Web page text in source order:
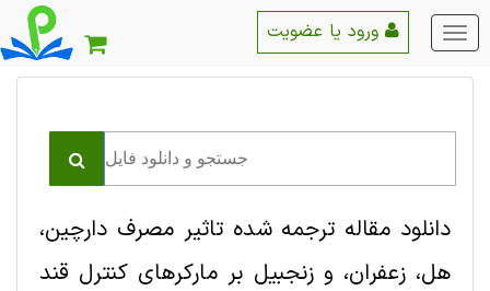
منو
اصلی
دانلود مقاله ترجمه شده تاثیر مصرف دارچین،
هل، زعفران، و زنجبیل بر مارکرهای کنترل قند